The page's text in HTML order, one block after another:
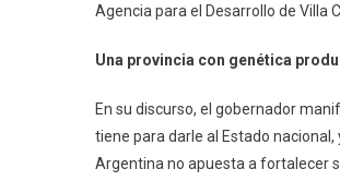
Agencia para el Desarrollo de Villa
Una provincia con genética
En su discurso, el gobernador
tiene para darle al Estado
Argentina no apuesta a fortalecer